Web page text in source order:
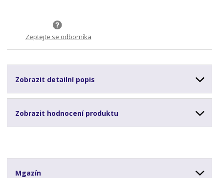
Zeptejte se odborníka
Zobrazit detailní popis
Zobrazit hodnocení produktu
Mgazín